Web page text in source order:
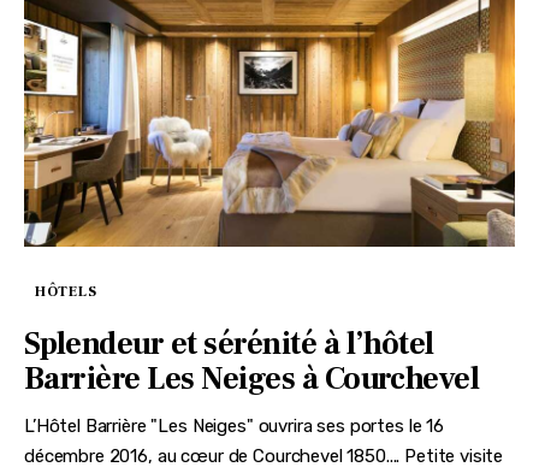
HÔTELS
Splendeur et sérénité à l’hôtel
Barrière Les Neiges à Courchevel
L’Hôtel Barrière "Les Neiges" ouvrira ses portes le 16
décembre 2016, au cœur de Courchevel 1850.... Petite visite